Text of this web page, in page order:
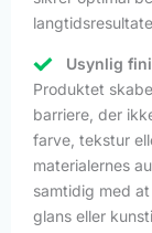
Usynlig
Produktet
barriere, der
farve, tekstur
materialernes
samtidig med
glans eller